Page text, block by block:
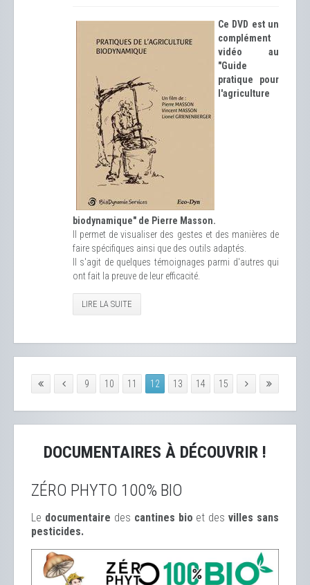
Ce DVD est un
complément
vidéo au
"Guide
pratique pour
l'agriculture
biodynamique" de Pierre Masson.
Il permet de visualiser des gestes et des manières de
faire spécifiques ainsi que des outils adaptés.
Il s'agit de quelques témoignages parmi d'autres qui
ont fait la preuve de leur efficacité.
LIRE LA SUITE
9 10 11 12 13 14 15
DOCUMENTAIRES À DÉCOUVRIR !
ZÉRO PHYTO 100% BIO
Le documentaire des cantines bio et desvilles sans
pesticides.